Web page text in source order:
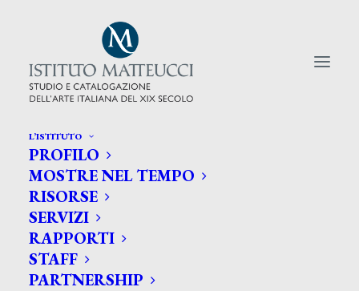
L’ISTITUTO
PROFILO
MOSTRE NEL TEMPO
RISORSE
SERVIZI
RAPPORTI
STAFF
PARTNERSHIP
CERCA TRA GLI ARTISTI:
Search
for: